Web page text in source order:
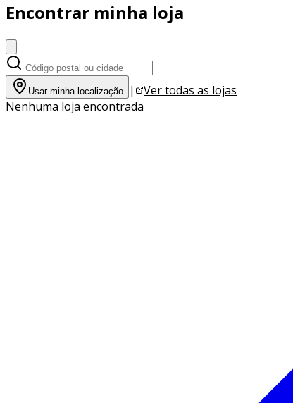
Encontrar minha loja
Usar minha localização |
Ver todas as lojas
Nenhuma loja encontrada